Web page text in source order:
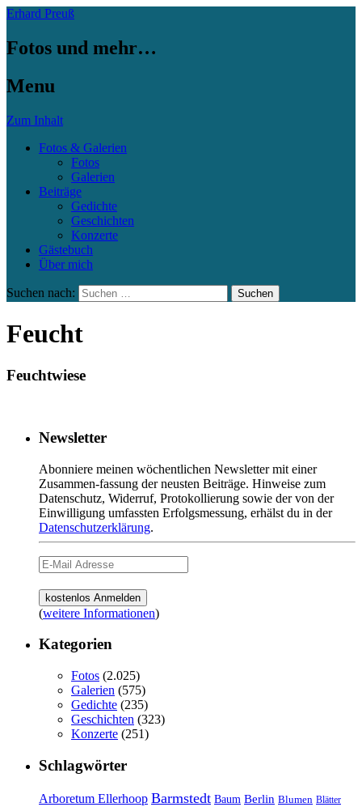
Erhard Preuß
Fotos und mehr…
Menu
Zum Inhalt
Fotos & Galerien
Fotos
Galerien
Beiträge
Gedichte
Geschichten
Konzerte
Gästebuch
Über mich
Suchen nach:
Feucht
Feuchtwiese
Newsletter
Abonniere meinen wöchentlichen Newsletter mit einer
Zusammen-fassung der neusten Beiträge. Hinweise zum
Datenschutz, Widerruf, Protokollierung sowie der von der
Einwilligung umfassten Erfolgsmessung, erhälst du in der
Datenschutzerklärung.
(weitere Informationen)
Kategorien
Fotos (2.025)
Galerien (575)
Gedichte (235)
Geschichten (323)
Konzerte (251)
Schlagwörter
Arboretum Ellerhoop Barmstedt Baum Berlin Blumen Blätter